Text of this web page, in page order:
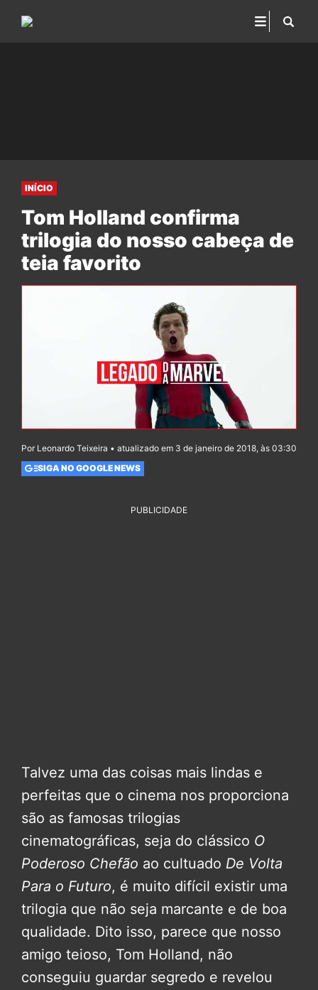
INÍCIO
Tom Holland confirma
trilogia do nosso cabeça de
teia favorito
Por Leonardo Teixeira • atualizado em 3 de janeiro de 2018, às 03:30
SIGA NO GOOGLE NEWS
PUBLICIDADE
Talvez uma das coisas mais lindas e
perfeitas que o cinema nos proporciona
são as famosas trilogias
cinematográficas, seja do clássico O
Poderoso Chefão ao cultuado De Volta
Para o Futuro, é muito difícil existir uma
trilogia que não seja marcante e de boa
qualidade. Dito isso, parece que nosso
amigo teioso, Tom Holland, não
conseguiu guardar segredo e revelou